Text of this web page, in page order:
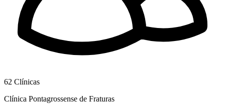
62 Clínicas
Clínica Pontagrossense de Fraturas